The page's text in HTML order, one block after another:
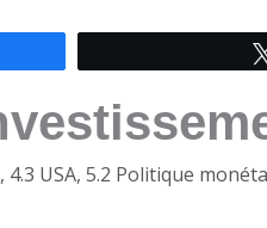
, 4.3 USA, 5.2 Politique